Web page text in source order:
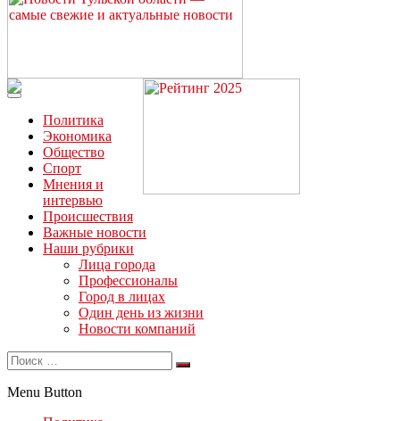
Читайте последние новости дня в Тульской области на сайте
“ЗаНовомосковск”
Политика
Экономика
Общество
Спорт
Мнения и
интервью
Происшествия
Важные новости
Наши рубрики
Лица города
Профессионалы
Город в лицах
Один день из жизни
Новости компаний
Menu Button